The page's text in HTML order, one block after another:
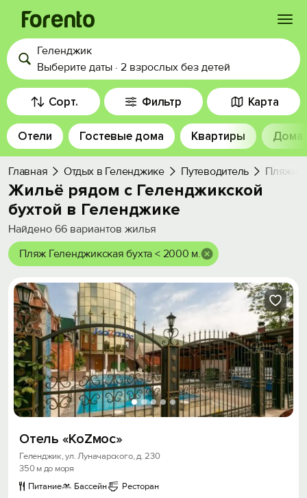
Войти
Избранное
История просмотра
Добавить свой объект
Геленджик
Выберите даты · 2 взрослых без детей
Сорт. Фильтр Карта
Отели Гостевые дома Квартиры Дома
Главная Отдых в Геленджике Путеводитель Пляжи
Жильё рядом с Геленджикской
бухтой в Геленджике
Найдено 66 вариантов жилья
Пляж Геленджикская бухта < 2000 м.
Отель «КоZмос»
Геленджик, ул. Луначарского, д. 230
350 м до моря
Питание
Бассейн Ресторан